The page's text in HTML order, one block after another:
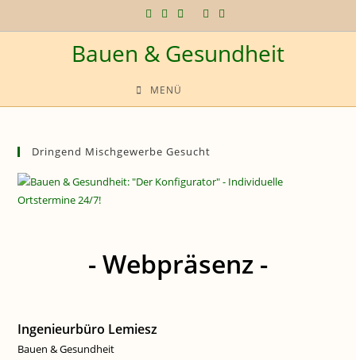
Inhalt
Bauen & Gesundheit
MENÜ
Dringend Mischgewerbe Gesucht
- Webpräsenz -
Ingenieurbüro Lemiesz
Bauen & Gesundheit